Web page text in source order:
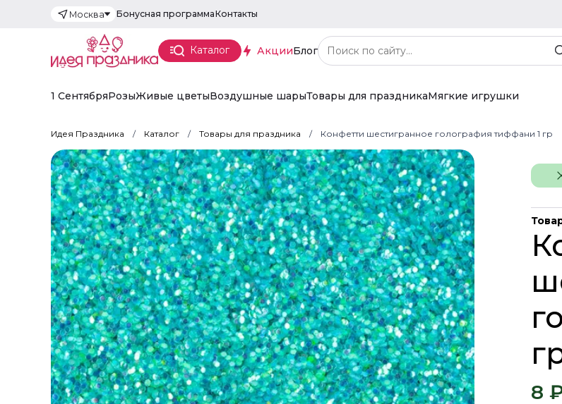
Москва Бонусная программаКонтакты
Каталог АкцииБлог
1 СентябряРозыЖивые цветыВоздушные шарыТовары для праздникаМягкие игрушки
Идея Праздника Каталог Товары для праздника Конфетти шестигранное голография тиффани 1 гр
8